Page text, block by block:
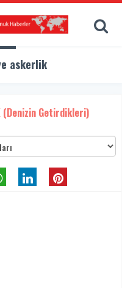
askerlik
(Denizin Getirdikleri)